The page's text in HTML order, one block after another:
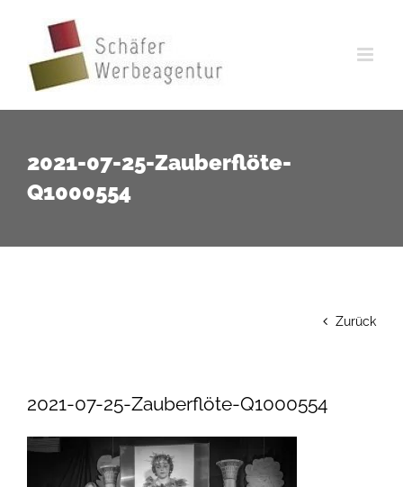
springen
2021-07-25-Zauberflöte-
Q1000554
Zurück
2021-07-25-Zauberflöte-Q1000554